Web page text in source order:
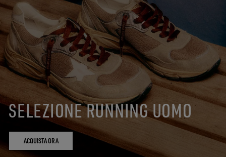
SELEZIONE RUNNING UOMO
ACQUISTA ORA